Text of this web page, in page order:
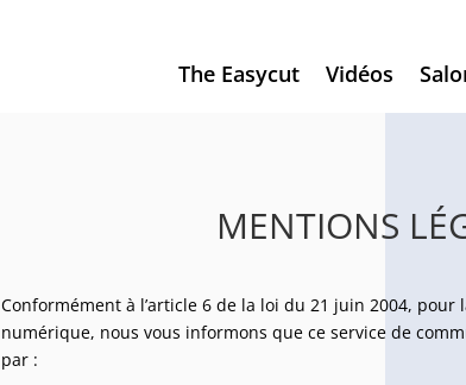
The Easycut Vidéos
MENTIONS
Conformément à l’article 6 de la loi du 21 juin 2004, pour
numérique, nous vous informons que ce service de
par :